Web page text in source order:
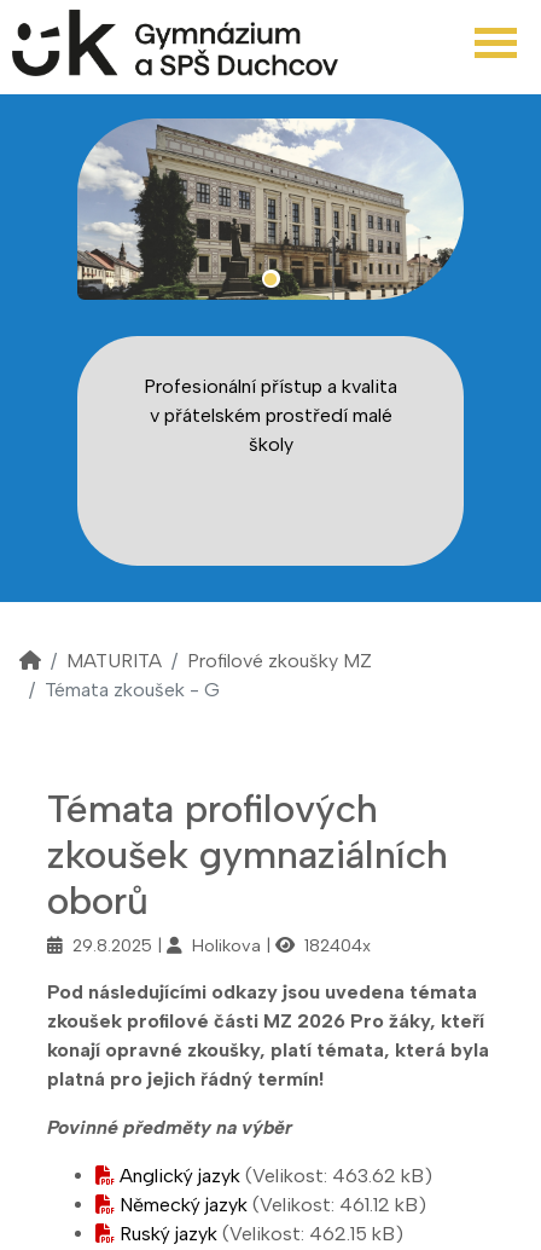
Profesionální přístup a kvalita
v přátelském prostředí malé
školy
MATURITA
Profilové zkoušky MZ
Témata zkoušek - G
Témata profilových
zkoušek gymnaziálních
oborů
29.8.2025 Holikova 182404x
Pod následujícími odkazy jsou uvedena témata
zkoušek profilové části MZ 2026 Pro žáky, kteří
konají opravné zkoušky, platí témata, která byla
platná pro jejich řádný termín!
Povinné předměty na výběr
Anglický jazyk (Velikost: 463.62 kB)
Německý jazyk (Velikost: 461.12 kB)
Ruský jazyk (Velikost: 462.15 kB)